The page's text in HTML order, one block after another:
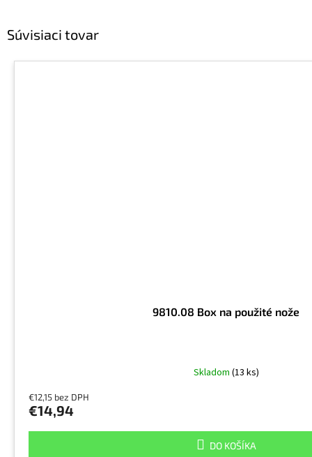
Súvisiaci tovar
9810.08 Box na použité nože
Skladom (13 ks)
€12,15 bez DPH
€14,94
DO KOŠÍKA